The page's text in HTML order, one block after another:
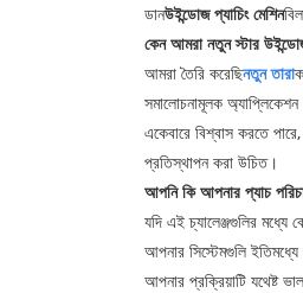
ডানউইন্ডোজ প্যাচিং মেশিন
কেন আমরা নতুন স্টার
আমরা তৈরি করেছিনতুন তারা
সমালোচনামূলক
একেবারে বিশ্বাস করতে
প্রতিস্থাপন করা উচিত।
আপনি কি আপনার প্যাচ
যদি এই চ্যালেঞ্জগুলির মধ্যে
আপনার সিস্টেমগুলি
আপনার প্রক্রিয়াটি যথেষ্ট